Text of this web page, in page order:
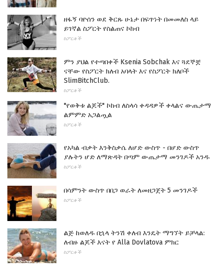
ዘፋኝ ባዮሰን ወደ ቅርጹ ሁኔታ በፍጥነት በመመለስ ላይ
ይገኛል ስፖርት የስልጠና ኮከብ
ስፖርቶች
ምን ያህል የተጣበቀች Ksenia Sobchak እና ጓደኞቿ
ናቸው የስፖርት ክለብ አባላት እና የስፖርት ክለቦች
SlimBitchClub.
ስፖርቶች
"የወቅቱ ልጆች" ኮከብ ለስላሳ ቀዳዳዎች ቀላልና ውጤታማ
ልምምድ አጋልጧል
ስፖርቶች
የአካል ብቃት እንቅስቃሴ ለሆድ ውስጥ - በሆድ ውስጥ
ያሉትን ሆድ ለማጽዳት በጣም ውጤታማ መንገዶች አንዱ
ስፖርቶች
በሳምንት ውስጥ በበጋ ወራት ለመዘጋጀት 5 መንገዶች
ስፖርቶች
ልጅ ከወለዱ በኋላ ትንሽ ቀለብ እንዴት ማግኘት ይቻላል:
ለብዙ ልጆች እናት የ Alla Dovlatova ምክር
ስፖርቶች